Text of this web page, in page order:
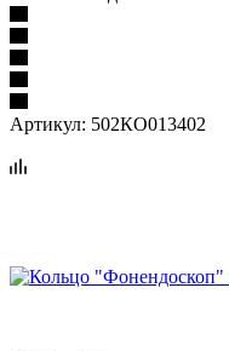
Артикул: 502КО013402